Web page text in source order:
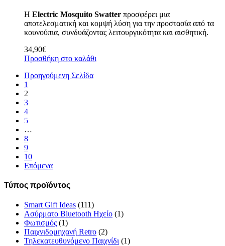
Η Electric Mosquito Swatter προσφέρει μια
αποτελεσματική και κομψή λύση για την προστασία από τα
κουνούπια, συνδυάζοντας λειτουργικότητα και αισθητική.
34,90€
Προσθήκη στο καλάθι
Προηγούμενη Σελίδα
1
2
3
4
5
…
8
9
10
Επόμενα
Τύπος προϊόντος
Smart Gift Ideas (111)
Ασύρματο Bluetooth Ηχείο (1)
Φωτισμός (1)
Παιχνιδομηχανή Retro (2)
Τηλεκατευθυνόμενο Παιχνίδι (1)